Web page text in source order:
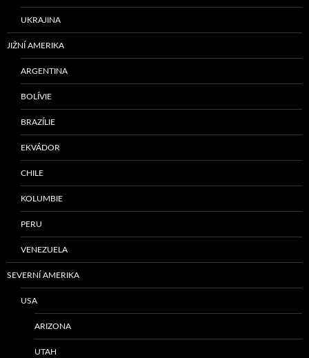
UKRAJINA
JIŽNÍ AMERIKA
ARGENTINA
BOLÍVIE
BRAZÍLIE
EKVÁDOR
CHILE
KOLUMBIE
PERU
VENEZUELA
SEVERNÍ AMERIKA
USA
ARIZONA
UTAH